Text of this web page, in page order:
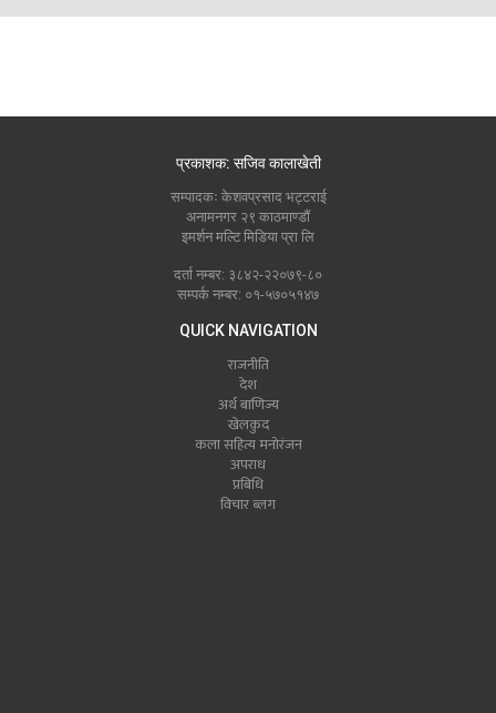
प्रकाशक: सजिव कालाखेती
सम्पादकः केशवप्रसाद भट्टराई
अनामनगर २९ काठमाण्डौं
इमर्शन मल्टि मिडिया प्रा लि
दर्ता नम्बर: ३८४२-२२०७९-८०
सम्पर्क नम्बर: ०१-५७०५१४७
QUICK NAVIGATION
राजनीति
देश
अर्थ बाणिज्य
खेलकुद
कला सहित्य मनोरंजन
अपराध
प्रबिधि
विचार ब्लग